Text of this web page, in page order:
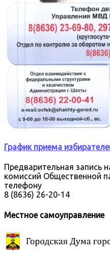
График приема
Предварительная запись
комиссий Общественной
телефону
8 (8636) 26-20-14
Местное самоуправление